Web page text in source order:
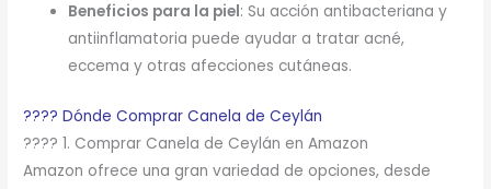
Beneficios para la piel: Su acción antibacteriana y
antiinflamatoria puede ayudar a tratar acné,
eccema y otras afecciones cutáneas.
???? Dónde Comprar Canela de Ceylán
???? 1. Comprar Canela de Ceylán en Amazon
Amazon ofrece una gran variedad de opciones, desde